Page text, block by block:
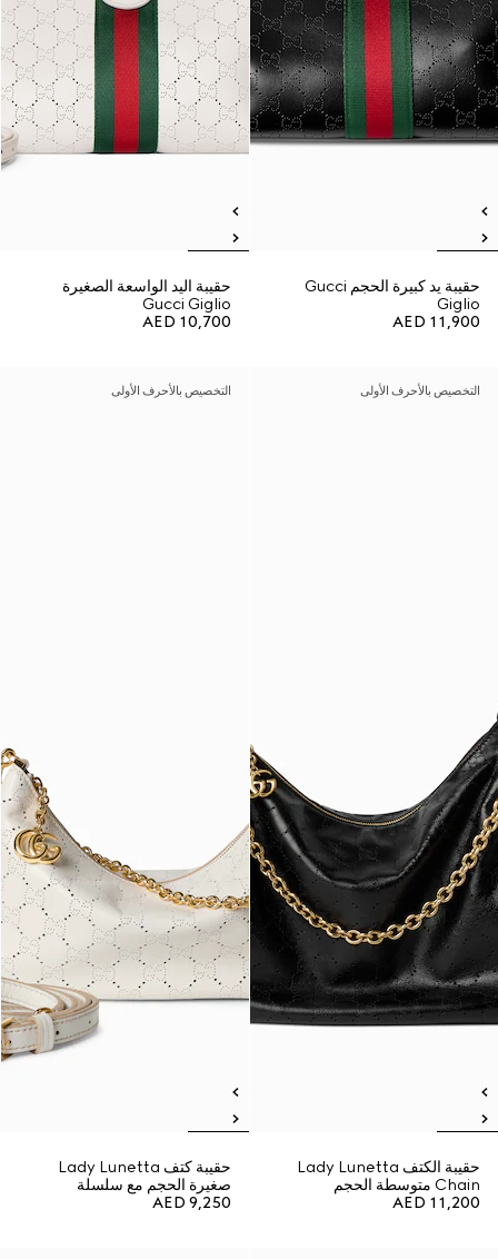
حقيبة يد كبيرة الحجم Gucci
Giglio
AED 11,900
حقيبة اليد الواسعة الصغيرة
Gucci Giglio
AED 10,700
التخصيص بالأحرف الأولى
حقيبة الكتف Lady Lunetta
Chain متوسطة الحجم
AED 11,200
التخصيص بالأحرف الأولى
حقيبة كتف Lady Lunetta
صغيرة الحجم مع سلسلة
AED 9,250